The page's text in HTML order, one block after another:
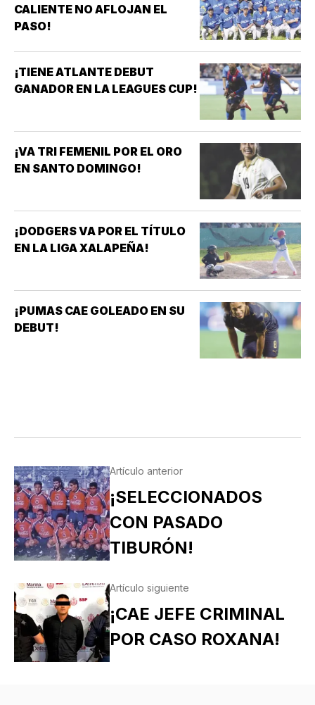
CALIENTE NO AFLOJAN EL
PASO!
¡TIENE ATLANTE DEBUT
GANADOR EN LA LEAGUES CUP!
¡VA TRI FEMENIL POR EL ORO
EN SANTO DOMINGO!
¡DODGERS VA POR EL TÍTULO
EN LA LIGA XALAPEÑA!
¡PUMAS CAE GOLEADO EN SU
DEBUT!
Artículo anterior
¡SELECCIONADOS
CON PASADO
TIBURÓN!
Artículo siguiente
¡CAE JEFE CRIMINAL
POR CASO ROXANA!